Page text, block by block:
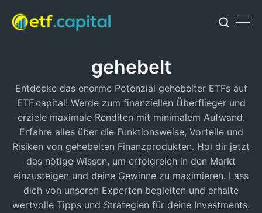
gehebelt
Entdecke das enorme Potenzial gehebelter ETFs auf
ETF.capital! Werde zum finanziellen Überflieger und
erziele maximale Renditen mit minimalem Aufwand.
Erfahre alles über die Funktionsweise, Vorteile und
Risiken von gehebelten Finanzprodukten. Hol dir jetzt
das nötige Wissen, um erfolgreich in den Markt
einzusteigen und deine Gewinne zu maximieren. Lass
dich von unseren Experten begleiten und erhalte
wertvolle Tipps und Strategien für deine Investments.